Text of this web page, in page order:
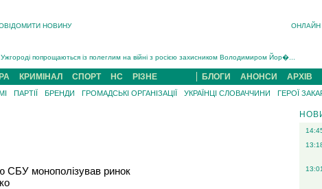
НОВИНУ
попрощаються із полеглим на війні з росією захисником Володимиром Йор�...
5 серпня попрощаються із захисником Богданом Югасом, який два роки �...
загибель захисника із Нанкова на Хустщині Юліана Гербея (ФОТО)[/gree...
війні з рф поліг військовий з Виноградова Ігнат Роздяловський (ФОТО)...
КРИМІНАЛ СПОРТ НС РІЗНЕ БЛОГИ АНОНСИ АРХІВ
ПАРТІЇ БРЕНДИ ГРОМАДСЬКІ ОРГАНІЗАЦІЇ УКРАЇНЦІ СЛОВАЧЧИНИ ГЕРОЇ
СБУ монополізував ринок
13:01